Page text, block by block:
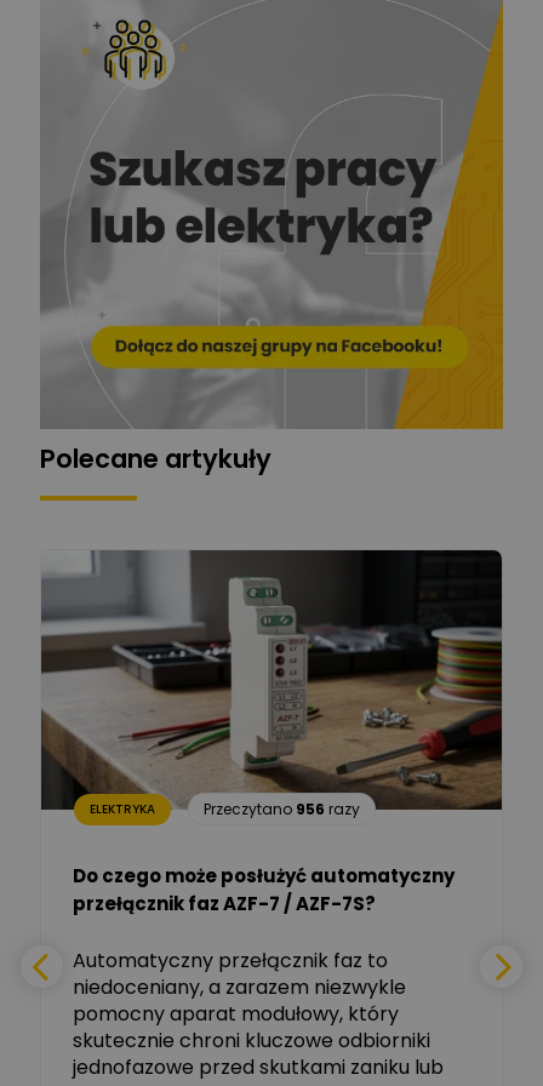
Ekspert ds. prądu Zadaj pytanie
Krzysztof
Zadaj pytanie
EL-ROJ
Ekspert
Automatyk/Elektryk/Mana
ger
Zadaj pytanie
Ekspert Zadaj pytanie
Zadaj pytanie
Łukasz Barton
Ekspert Elektryk
Ekspert mgr inż. elektronik
i informatyk, Hager Polska
Sp. z o.o.
Zadaj pytanie
Aleksander NKT
Ekspert Zadaj pytanie
Tomasz Salak
Ekspert
Ekspert ABB
Ekspert, ABB Zadaj pytanie
Michał Szulborski
Polecane artykuły
ELEKTRYKA Przeczytano 956 razy
Do czego może posłużyć automatyczny
przełącznik faz AZF-7 / AZF-7S?
Automatyczny przełącznik faz to
niedoceniany, a zarazem niezwykle
pomocny aparat modułowy, który
skutecznie chroni kluczowe odbiorniki
jednofazowe przed skutkami zaniku lub